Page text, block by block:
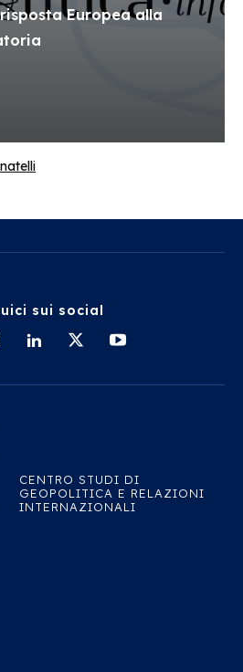
Europea alla
sui social
CENTRO STUDI DI
GEOPOLITICA E RELAZIONI
INTERNAZIONALI